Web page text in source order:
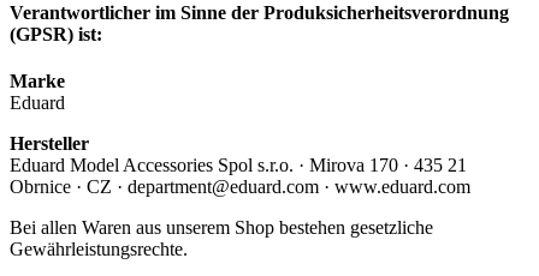
Verantwortlicher im Sinne der Produksicherheitsverordnung
(GPSR) ist:
Marke
Eduard
Hersteller
Eduard Model Accessories Spol s.r.o. · Mirova 170 · 435 21
Obrnice · CZ · department@eduard.com · www.eduard.com
Bei allen Waren aus unserem Shop bestehen gesetzliche
Gewährleistungsrechte.